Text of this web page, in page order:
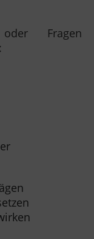
Fragen